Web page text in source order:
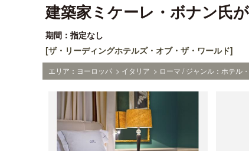
建築家ミケーレ・ボナン氏
期間：指定なし
[ザ・リーディングホテルズ・オブ・ザ・ワールド]
エリア：ヨーロッパ > イタリア > ローマ / ジャンル：ホテル